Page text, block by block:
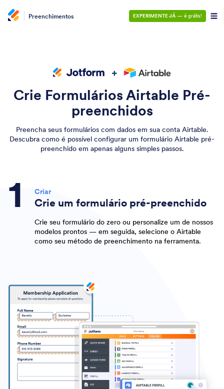
Preenchimentos EXPERIMENTE JÁ — é grátis!
Crie Formulários Airtable Pré-
preenchidos
Preencha seus formulários com dados em sua conta Airtable.
Descubra como é possível configurar um formulário Airtable pré-
preenchido em apenas alguns simples passos.
Criar
Crie um formulário pré-preenchido
Crie seu formulário do zero ou personalize um de nossos
modelos prontos — em seguida, selecione o Airtable
como seu método de preenchimento na ferramenta.